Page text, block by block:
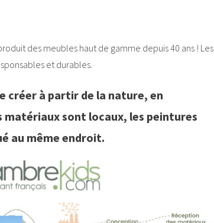
des meubles haut de gamme depuis 40 ans ! Les
et durables.
créer à partir de la nature, en
sont locaux, les peintures
au même endroit.